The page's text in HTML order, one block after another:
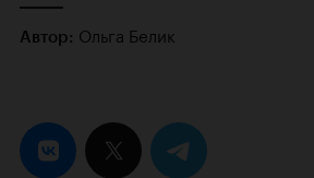
Автор: Ольга Белик